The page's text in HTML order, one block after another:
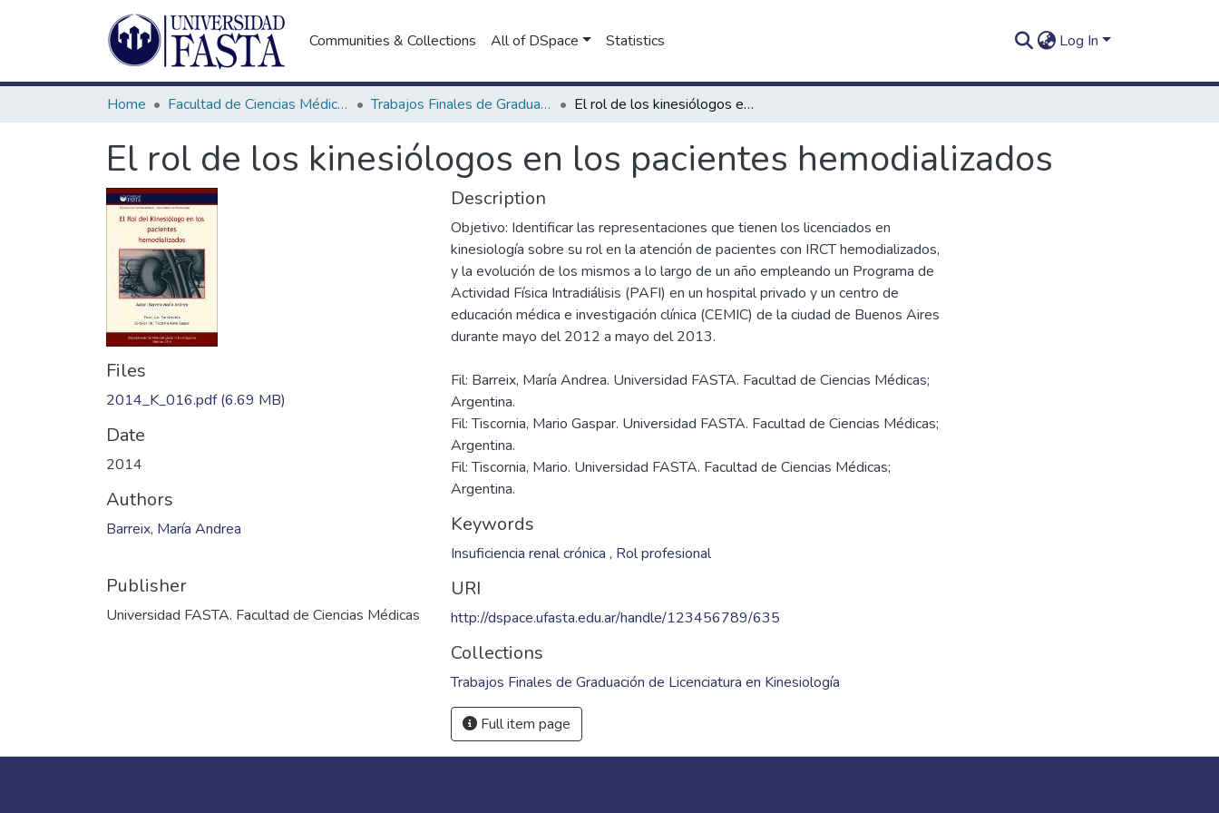
Communities & Collections All of DSpace Statistics Log In
Home Facultad de Ciencias Médicas Trabajos Finales de Graduación de Licenciatura en Kinesiología El rol de los kinesiólogos en los pacientes hemodializados
El rol de los kinesiólogos en los pacientes hemodializados
Files
2014_K_016.pdf(6.69 MB)
Date
2014
Authors
Barreix, María Andrea
Publisher
Universidad FASTA. Facultad de Ciencias Médicas
Description
Objetivo: Identificar las representaciones que tienen los licenciados en
kinesiología sobre su rol en la atención de pacientes con IRCT hemodializados,
y la evolución de los mismos a lo largo de un año empleando un Programa de
Actividad Física Intradiálisis (PAFI) en un hospital privado y un centro de
educación médica e investigación clínica (CEMIC) de la ciudad de Buenos Aires
Fil: Barreix, María Andrea. Universidad FASTA. Facultad de Ciencias Médicas;
Argentina.
Fil: Tiscornia, Mario Gaspar. Universidad FASTA. Facultad de Ciencias Médicas;
Argentina.
Fil: Tiscornia, Mario. Universidad FASTA. Facultad de Ciencias Médicas;
Argentina.
Keywords
Insuficiencia renal crónica , Rol profesional
URI
http://dspace.ufasta.edu.ar/handle/123456789/635
Collections
Trabajos Finales de Graduación de Licenciatura en Kinesiología
Full item page